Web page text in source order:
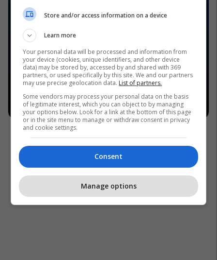
Store and/or access information on a device
Learn more
Your personal data will be processed and information from
your device (cookies, unique identifiers, and other device
data) may be stored by, accessed by and shared with 369
partners, or used specifically by this site. We and our partners
may use precise geolocation data. List of partners.
Some vendors may process your personal data on the basis
of legitimate interest, which you can object to by managing
your options below. Look for a link at the bottom of this page
or in the site menu to manage or withdraw consent in privacy
and cookie settings.
Consent
Manage options